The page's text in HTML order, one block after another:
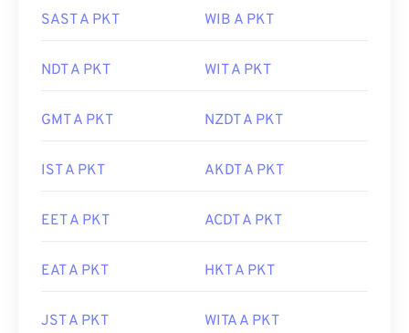
SAST A PKT WIB A PKT
NDT A PKT WIT A PKT
GMT A PKT NZDT A PKT
IST A PKT AKDT A PKT
EET A PKT ACDT A PKT
EAT A PKT HKT A PKT
JST A PKT WITA A PKT